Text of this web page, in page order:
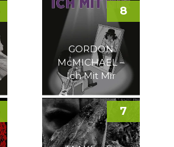
GORDON
McMICHAEL –
Ich Mit Mir
8
7